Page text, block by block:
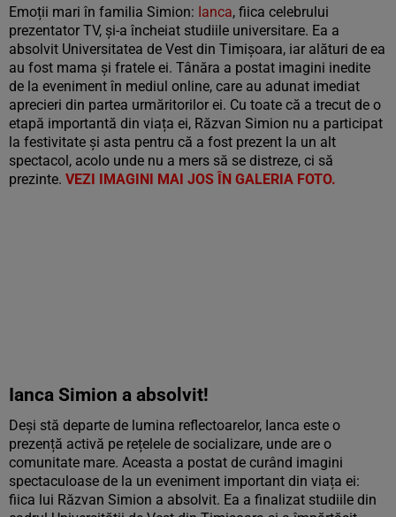
Emoții mari în familia Simion: Ianca, fiica celebrului
prezentator TV, și-a încheiat studiile universitare. Ea a
absolvit Universitatea de Vest din Timișoara, iar alături de ea
au fost mama și fratele ei. Tânăra a postat imagini inedite
de la eveniment în mediul online, care au adunat imediat
aprecieri din partea urmăritorilor ei. Cu toate că a trecut de o
etapă importantă din viața ei, Răzvan Simion nu a participat
la festivitate și asta pentru că a fost prezent la un alt
spectacol, acolo unde nu a mers să se distreze, ci să
prezinte. VEZI IMAGINI MAI JOS ÎN GALERIA FOTO.
Ianca Simion a absolvit!
Deși stă departe de lumina reflectoarelor, Ianca este o
prezență activă pe rețelele de socializare, unde are o
comunitate mare. Aceasta a postat de curând imagini
spectaculoase de la un eveniment important din viața ei:
fiica lui Răzvan Simion a absolvit. Ea a finalizat studiile din